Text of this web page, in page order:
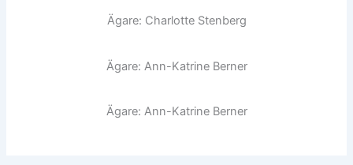
Ägare: Charlotte Stenberg
Ägare: Ann-Katrine Berner
Ägare: Ann-Katrine Berner